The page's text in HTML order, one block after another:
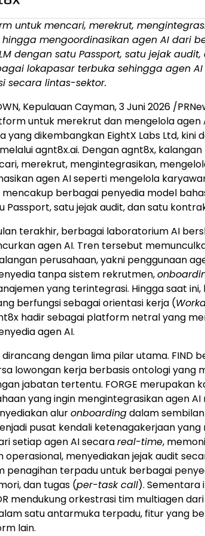
untuk mencari, merekrut,
mengoordinasikan agen AI dari
dengan satu Passport, satu jejak
lokapasar terbuka sehingga agen
secara lintas-sektor.
Kepulauan Cayman, 3 Juni 2026 /
untuk merekrut dan mengelola agen
yang dikembangkan EightX Labs Ltd, kini
agnt8x.ai. Dengan agnt8x,
merekrut, mengintegrasikan,
agen AI seperti mengelola
berbagai penyedia model
Passport, satu jejak audit, dan satu
terakhir, berbagai laboratorium AI
agen AI. Tren tersebut
perusahaan, yakni penggunaan
tanpa sistem rekrutmen,
yang terintegrasi. Hingga saat ini,
berfungsi sebagai orientasi kerja (
hadir sebagai platform netral yang
agen AI.
dengan lima pilar utama. FIND
lowongan kerja berbasis ontologi yang
jabatan tertentu. FORGE merupakan
yang ingin mengintegrasikan agen AI
aluronboardingdalam
pusat kendali ketenagakerjaan
setiap agen AI secarareal-time,
operasional, menyediakan jejak audit
penagihan terpadu untuk berbagai
dan tugas (per-task call). Sementara
mendukung orkestrasi tim multiagen
satu antarmuka terpadu, fitur yang
lain.